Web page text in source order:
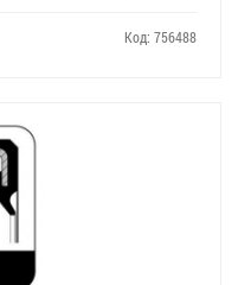
Код: 756488